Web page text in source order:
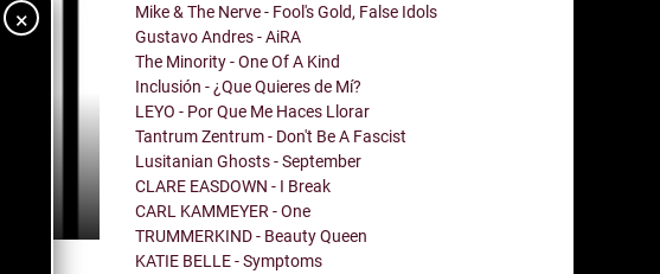
×
Mike & The Nerve - Fool's Gold, False Idols
Gustavo Andres - AiRA
The Minority - One Of A Kind
Inclusión - ¿Que Quieres de Mí?
LEYO - Por Que Me Haces Llorar
Tantrum Zentrum - Don't Be A Fascist
Lusitanian Ghosts - September
CLARE EASDOWN - I Break
CARL KAMMEYER - One
TRUMMERKIND - Beauty Queen
KATIE BELLE - Symptoms